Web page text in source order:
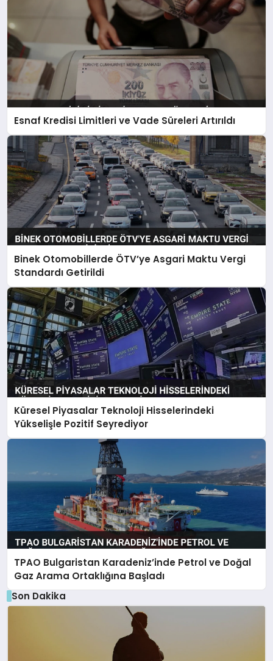
Esnaf Kredisi Limitleri ve Vade Süreleri Artırıldı
Binek Otomobillerde ÖTV’ye Asgari Maktu Vergi
Standardı Getirildi
Küresel Piyasalar Teknoloji Hisselerindeki
Yükselişle Pozitif Seyrediyor
TPAO Bulgaristan Karadeniz’inde Petrol ve Doğal
Gaz Arama Ortaklığına Başladı
Son Dakika